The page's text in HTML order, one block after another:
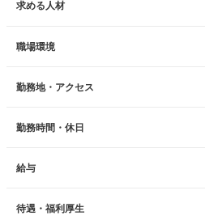
求める人材
職場環境
勤務地・アクセス
勤務時間・休日
給与
待遇・福利厚生